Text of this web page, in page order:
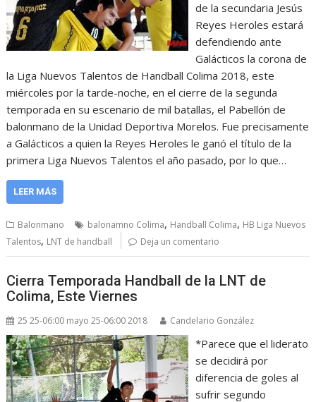
de la secundaria Jesús
Reyes Heroles estará
defendiendo ante
Galácticos la corona de
la Liga Nuevos Talentos de Handball Colima 2018, este
miércoles por la tarde-noche, en el cierre de la segunda
temporada en su escenario de mil batallas, el Pabellón de
balonmano de la Unidad Deportiva Morelos. Fue precisamente
a Galácticos a quien la Reyes Heroles le ganó el título de la
primera Liga Nuevos Talentos el año pasado, por lo que…
LEER MÁS
Balonmano balonamno Colima, Handball Colima, HB Liga Nuevos
Talentos, LNT de handball Deja un comentario
Cierra Temporada Handball de la LNT de
Colima, Este Viernes
25 25-06:00 mayo 25-06:00 2018 Candelario González
*Parece que el liderato
se decidirá por
diferencia de goles al
sufrir segundo